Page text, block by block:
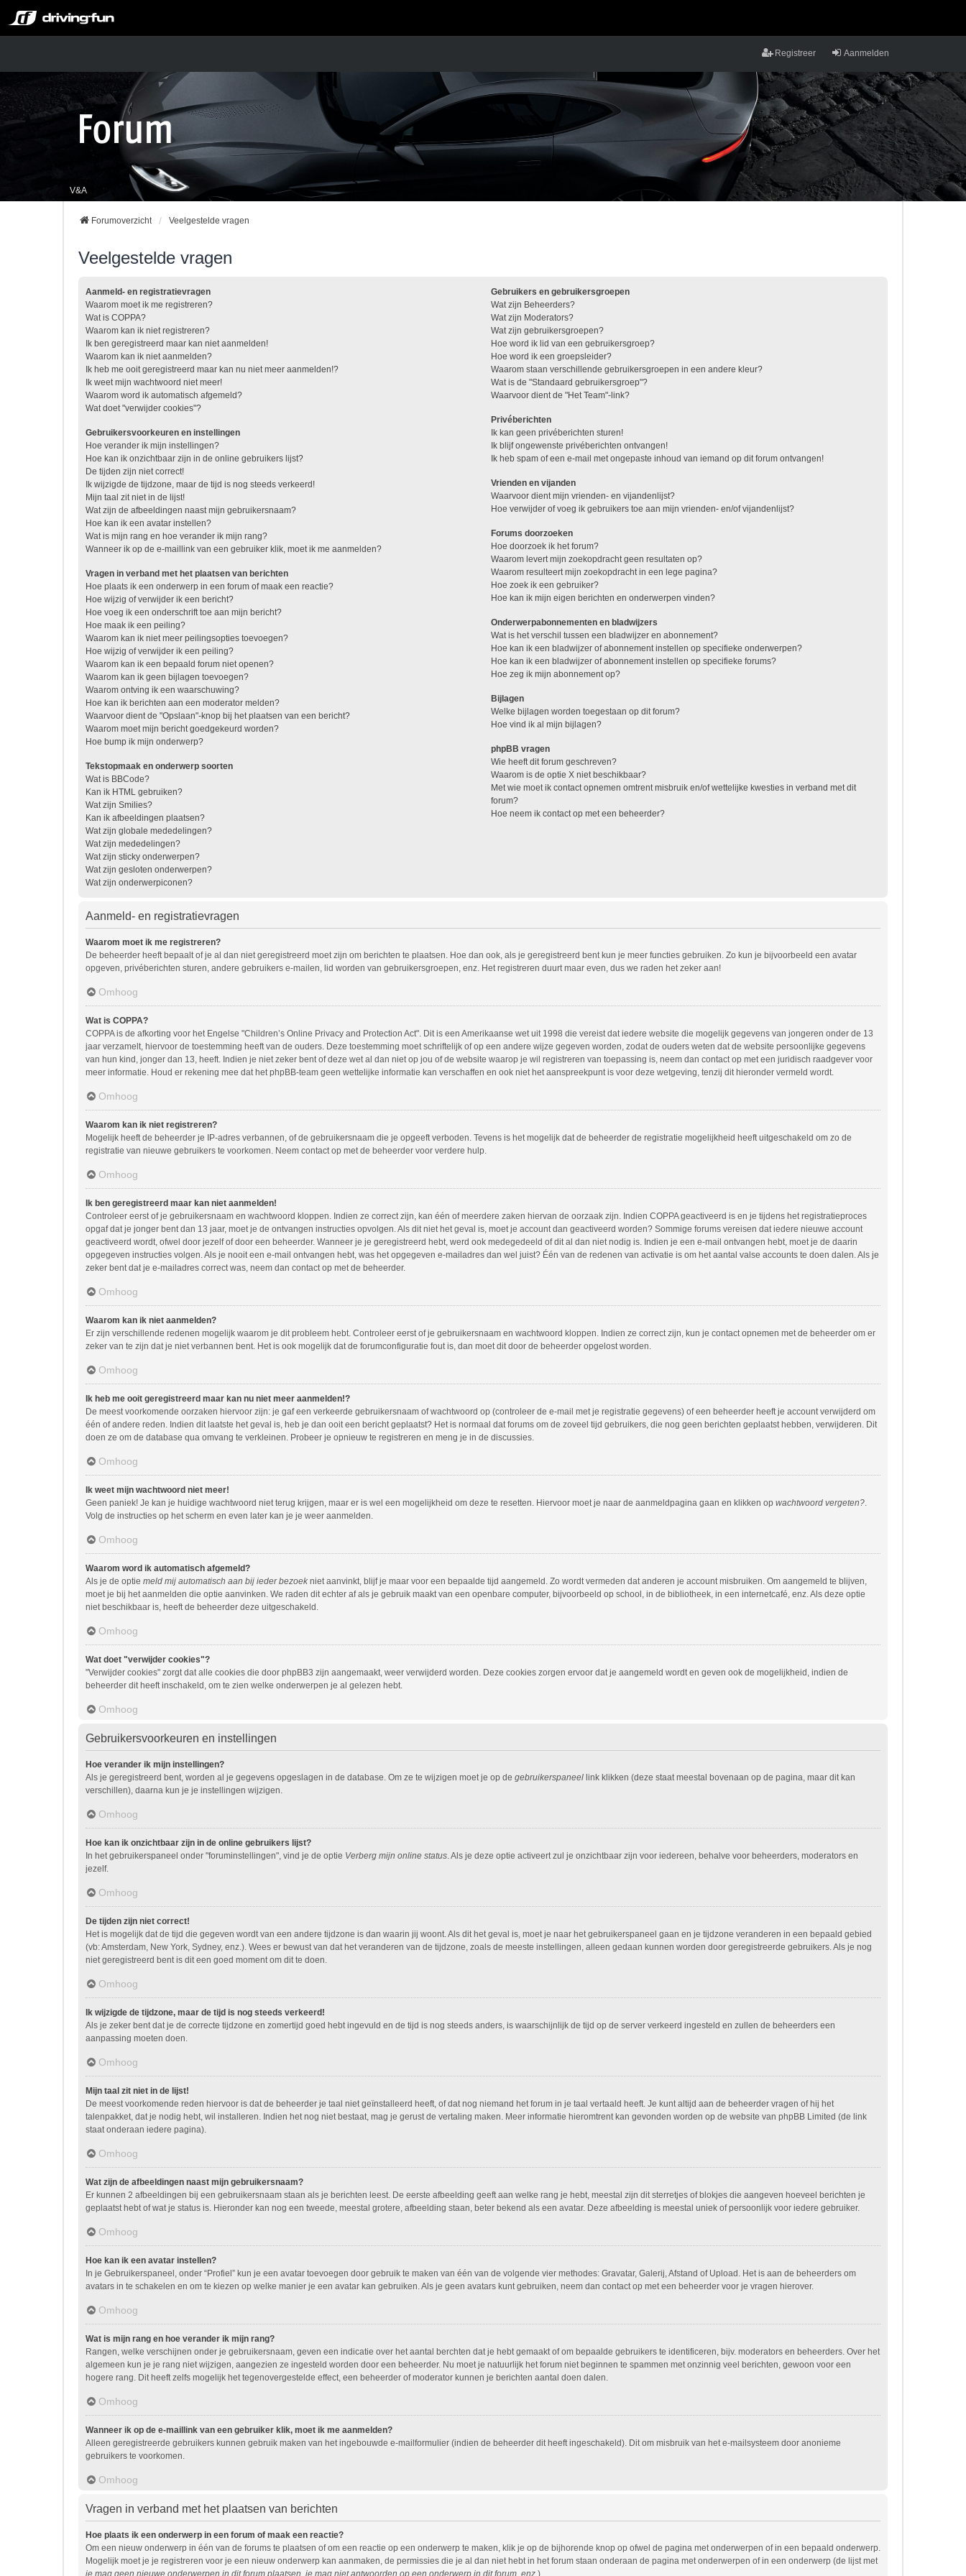
Aanmelden
Registreer
V&A
Forumoverzicht Veelgestelde vragen
Veelgestelde vragen
Aanmeld- en registratievragen
Waarom moet ik me registreren?
Wat is COPPA?
Waarom kan ik niet registreren?
Ik ben geregistreerd maar kan niet aanmelden!
Waarom kan ik niet aanmelden?
Ik heb me ooit geregistreerd maar kan nu niet meer aanmelden!?
Ik weet mijn wachtwoord niet meer!
Waarom word ik automatisch afgemeld?
Wat doet "verwijder cookies"?
Gebruikersvoorkeuren en instellingen
Hoe verander ik mijn instellingen?
Hoe kan ik onzichtbaar zijn in de online gebruikers lijst?
De tijden zijn niet correct!
Ik wijzigde de tijdzone, maar de tijd is nog steeds verkeerd!
Mijn taal zit niet in de lijst!
Wat zijn de afbeeldingen naast mijn gebruikersnaam?
Hoe kan ik een avatar instellen?
Wat is mijn rang en hoe verander ik mijn rang?
Wanneer ik op de e-maillink van een gebruiker klik, moet ik me aanmelden?
Vragen in verband met het plaatsen van berichten
Hoe plaats ik een onderwerp in een forum of maak een reactie?
Hoe wijzig of verwijder ik een bericht?
Hoe voeg ik een onderschrift toe aan mijn bericht?
Hoe maak ik een peiling?
Waarom kan ik niet meer peilingsopties toevoegen?
Hoe wijzig of verwijder ik een peiling?
Waarom kan ik een bepaald forum niet openen?
Waarom kan ik geen bijlagen toevoegen?
Waarom ontving ik een waarschuwing?
Hoe kan ik berichten aan een moderator melden?
Waarvoor dient de "Opslaan"-knop bij het plaatsen van een bericht?
Waarom moet mijn bericht goedgekeurd worden?
Hoe bump ik mijn onderwerp?
Tekstopmaak en onderwerp soorten
Wat is BBCode?
Kan ik HTML gebruiken?
Wat zijn Smilies?
Kan ik afbeeldingen plaatsen?
Wat zijn globale mededelingen?
Wat zijn mededelingen?
Wat zijn sticky onderwerpen?
Wat zijn gesloten onderwerpen?
Wat zijn onderwerpiconen?
Gebruikers en gebruikersgroepen
Wat zijn Beheerders?
Wat zijn Moderators?
Wat zijn gebruikersgroepen?
Hoe word ik lid van een gebruikersgroep?
Hoe word ik een groepsleider?
Waarom staan verschillende gebruikersgroepen in een andere kleur?
Wat is de "Standaard gebruikersgroep"?
Waarvoor dient de "Het Team"-link?
Privéberichten
Ik kan geen privéberichten sturen!
Ik blijf ongewenste privéberichten ontvangen!
Ik heb spam of een e-mail met ongepaste inhoud van iemand op dit forum ontvangen!
Vrienden en vijanden
Waarvoor dient mijn vrienden- en vijandenlijst?
Hoe verwijder of voeg ik gebruikers toe aan mijn vrienden- en/of vijandenlijst?
Forums doorzoeken
Hoe doorzoek ik het forum?
Waarom levert mijn zoekopdracht geen resultaten op?
Waarom resulteert mijn zoekopdracht in een lege pagina?
Hoe zoek ik een gebruiker?
Hoe kan ik mijn eigen berichten en onderwerpen vinden?
Onderwerpabonnementen en bladwijzers
Wat is het verschil tussen een bladwijzer en abonnement?
Hoe kan ik een bladwijzer of abonnement instellen op specifieke onderwerpen?
Hoe kan ik een bladwijzer of abonnement instellen op specifieke forums?
Hoe zeg ik mijn abonnement op?
Bijlagen
Welke bijlagen worden toegestaan op dit forum?
Hoe vind ik al mijn bijlagen?
phpBB vragen
Wie heeft dit forum geschreven?
Waarom is de optie X niet beschikbaar?
Met wie moet ik contact opnemen omtrent misbruik en/of wettelijke kwesties in verband met dit
forum?
Hoe neem ik contact op met een beheerder?
Aanmeld- en registratievragen
Waarom moet ik me registreren?
De beheerder heeft bepaalt of je al dan niet geregistreerd moet zijn om berichten te plaatsen. Hoe dan ook, als je geregistreerd bent kun je meer functies gebruiken. Zo kun je bijvoorbeeld een avatar
opgeven, privéberichten sturen, andere gebruikers e-mailen, lid worden van gebruikersgroepen, enz. Het registreren duurt maar even, dus we raden het zeker aan!
Omhoog
Wat is COPPA?
COPPA is de afkorting voor het Engelse "Children’s Online Privacy and Protection Act". Dit is een Amerikaanse wet uit 1998 die vereist dat iedere website die mogelijk gegevens van jongeren onder de 13
jaar verzamelt, hiervoor de toestemming heeft van de ouders. Deze toestemming moet schriftelijk of op een andere wijze gegeven worden, zodat de ouders weten dat de website persoonlijke gegevens
van hun kind, jonger dan 13, heeft. Indien je niet zeker bent of deze wet al dan niet op jou of de website waarop je wil registreren van toepassing is, neem dan contact op met een juridisch raadgever voor
meer informatie. Houd er rekening mee dat het phpBB-team geen wettelijke informatie kan verschaffen en ook niet het aanspreekpunt is voor deze wetgeving, tenzij dit hieronder vermeld wordt.
Omhoog
Waarom kan ik niet registreren?
Mogelijk heeft de beheerder je IP-adres verbannen, of de gebruikersnaam die je opgeeft verboden. Tevens is het mogelijk dat de beheerder de registratie mogelijkheid heeft uitgeschakeld om zo de
registratie van nieuwe gebruikers te voorkomen. Neem contact op met de beheerder voor verdere hulp.
Omhoog
Ik ben geregistreerd maar kan niet aanmelden!
Controleer eerst of je gebruikersnaam en wachtwoord kloppen. Indien ze correct zijn, kan één of meerdere zaken hiervan de oorzaak zijn. Indien COPPA geactiveerd is en je tijdens het registratieproces
opgaf dat je jonger bent dan 13 jaar, moet je de ontvangen instructies opvolgen. Als dit niet het geval is, moet je account dan geactiveerd worden? Sommige forums vereisen dat iedere nieuwe account
geactiveerd wordt, ofwel door jezelf of door een beheerder. Wanneer je je geregistreerd hebt, werd ook medegedeeld of dit al dan niet nodig is. Indien je een e-mail ontvangen hebt, moet je de daarin
opgegeven instructies volgen. Als je nooit een e-mail ontvangen hebt, was het opgegeven e-mailadres dan wel juist? Één van de redenen van activatie is om het aantal valse accounts te doen dalen. Als je
zeker bent dat je e-mailadres correct was, neem dan contact op met de beheerder.
Omhoog
Waarom kan ik niet aanmelden?
Er zijn verschillende redenen mogelijk waarom je dit probleem hebt. Controleer eerst of je gebruikersnaam en wachtwoord kloppen. Indien ze correct zijn, kun je contact opnemen met de beheerder om er
zeker van te zijn dat je niet verbannen bent. Het is ook mogelijk dat de forumconfiguratie fout is, dan moet dit door de beheerder opgelost worden.
Omhoog
Ik heb me ooit geregistreerd maar kan nu niet meer aanmelden!?
De meest voorkomende oorzaken hiervoor zijn: je gaf een verkeerde gebruikersnaam of wachtwoord op (controleer de e-mail met je registratie gegevens) of een beheerder heeft je account verwijderd om
één of andere reden. Indien dit laatste het geval is, heb je dan ooit een bericht geplaatst? Het is normaal dat forums om de zoveel tijd gebruikers, die nog geen berichten geplaatst hebben, verwijderen. Dit
doen ze om de database qua omvang te verkleinen. Probeer je opnieuw te registreren en meng je in de discussies.
Omhoog
Ik weet mijn wachtwoord niet meer!
Geen paniek! Je kan je huidige wachtwoord niet terug krijgen, maar er is wel een mogelijkheid om deze te resetten. Hiervoor moet je naar de aanmeldpagina gaan en klikken op wachtwoord vergeten?.
Volg de instructies op het scherm en even later kan je je weer aanmelden.
Omhoog
Waarom word ik automatisch afgemeld?
Als je de optie meld mij automatisch aan bij ieder bezoek niet aanvinkt, blijf je maar voor een bepaalde tijd aangemeld. Zo wordt vermeden dat anderen je account misbruiken. Om aangemeld te blijven,
moet je bij het aanmelden die optie aanvinken. We raden dit echter af als je gebruik maakt van een openbare computer, bijvoorbeeld op school, in de bibliotheek, in een internetcafé, enz. Als deze optie
niet beschikbaar is, heeft de beheerder deze uitgeschakeld.
Omhoog
Wat doet "verwijder cookies"?
"Verwijder cookies" zorgt dat alle cookies die door phpBB3 zijn aangemaakt, weer verwijderd worden. Deze cookies zorgen ervoor dat je aangemeld wordt en geven ook de mogelijkheid, indien de
beheerder dit heeft inschakeld, om te zien welke onderwerpen je al gelezen hebt.
Omhoog
Gebruikersvoorkeuren en instellingen
Hoe verander ik mijn instellingen?
Als je geregistreerd bent, worden al je gegevens opgeslagen in de database. Om ze te wijzigen moet je op de gebruikerspaneel link klikken (deze staat meestal bovenaan op de pagina, maar dit kan
verschillen), daarna kun je je instellingen wijzigen.
Omhoog
Hoe kan ik onzichtbaar zijn in de online gebruikers lijst?
In het gebruikerspaneel onder "foruminstellingen", vind je de optie Verberg mijn online status. Als je deze optie activeert zul je onzichtbaar zijn voor iedereen, behalve voor beheerders, moderators en
jezelf.
Omhoog
De tijden zijn niet correct!
Het is mogelijk dat de tijd die gegeven wordt van een andere tijdzone is dan waarin jij woont. Als dit het geval is, moet je naar het gebruikerspaneel gaan en je tijdzone veranderen in een bepaald gebied
(vb: Amsterdam, New York, Sydney, enz.). Wees er bewust van dat het veranderen van de tijdzone, zoals de meeste instellingen, alleen gedaan kunnen worden door geregistreerde gebruikers. Als je nog
niet geregistreerd bent is dit een goed moment om dit te doen.
Omhoog
Ik wijzigde de tijdzone, maar de tijd is nog steeds verkeerd!
Als je zeker bent dat je de correcte tijdzone en zomertijd goed hebt ingevuld en de tijd is nog steeds anders, is waarschijnlijk de tijd op de server verkeerd ingesteld en zullen de beheerders een
aanpassing moeten doen.
Omhoog
Mijn taal zit niet in de lijst!
De meest voorkomende reden hiervoor is dat de beheerder je taal niet geïnstalleerd heeft, of dat nog niemand het forum in je taal vertaald heeft. Je kunt altijd aan de beheerder vragen of hij het
talenpakket, dat je nodig hebt, wil installeren. Indien het nog niet bestaat, mag je gerust de vertaling maken. Meer informatie hieromtrent kan gevonden worden op de website van phpBB Limited (de link
staat onderaan iedere pagina).
Omhoog
Wat zijn de afbeeldingen naast mijn gebruikersnaam?
Er kunnen 2 afbeeldingen bij een gebruikersnaam staan als je berichten leest. De eerste afbeelding geeft aan welke rang je hebt, meestal zijn dit sterretjes of blokjes die aangeven hoeveel berichten je
geplaatst hebt of wat je status is. Hieronder kan nog een tweede, meestal grotere, afbeelding staan, beter bekend als een avatar. Deze afbeelding is meestal uniek of persoonlijk voor iedere gebruiker.
Omhoog
Hoe kan ik een avatar instellen?
In je Gebruikerspaneel, onder “Profiel” kun je een avatar toevoegen door gebruik te maken van één van de volgende vier methodes: Gravatar, Galerij, Afstand of Upload. Het is aan de beheerders om
avatars in te schakelen en om te kiezen op welke manier je een avatar kan gebruiken. Als je geen avatars kunt gebruiken, neem dan contact op met een beheerder voor je vragen hierover.
Omhoog
Wat is mijn rang en hoe verander ik mijn rang?
Rangen, welke verschijnen onder je gebruikersnaam, geven een indicatie over het aantal berchten dat je hebt gemaakt of om bepaalde gebruikers te identificeren, bijv. moderators en beheerders. Over het
algemeen kun je je rang niet wijzigen, aangezien ze ingesteld worden door een beheerder. Nu moet je natuurlijk het forum niet beginnen te spammen met onzinnig veel berichten, gewoon voor een
hogere rang. Dit heeft zelfs mogelijk het tegenovergestelde effect, een beheerder of moderator kunnen je berichten aantal doen dalen.
Omhoog
Wanneer ik op de e-maillink van een gebruiker klik, moet ik me aanmelden?
Alleen geregistreerde gebruikers kunnen gebruik maken van het ingebouwde e-mailformulier (indien de beheerder dit heeft ingeschakeld). Dit om misbruik van het e-mailsysteem door anonieme
gebruikers te voorkomen.
Omhoog
Vragen in verband met het plaatsen van berichten
Hoe plaats ik een onderwerp in een forum of maak een reactie?
Om een nieuw onderwerp in één van de forums te plaatsen of om een reactie op een onderwerp te maken, klik je op de bijhorende knop op ofwel de pagina met onderwerpen of in een bepaald onderwerp.
Mogelijk moet je je registreren voor je een nieuw onderwerp kan aanmaken, de permissies die je al dan niet hebt in het forum staan onderaan de pagina met onderwerpen of in een onderwerp (de lijst met
je mag geen nieuwe onderwerpen in dit forum plaatsen, je mag niet antwoorden op een onderwerp in dit forum, enz. ).